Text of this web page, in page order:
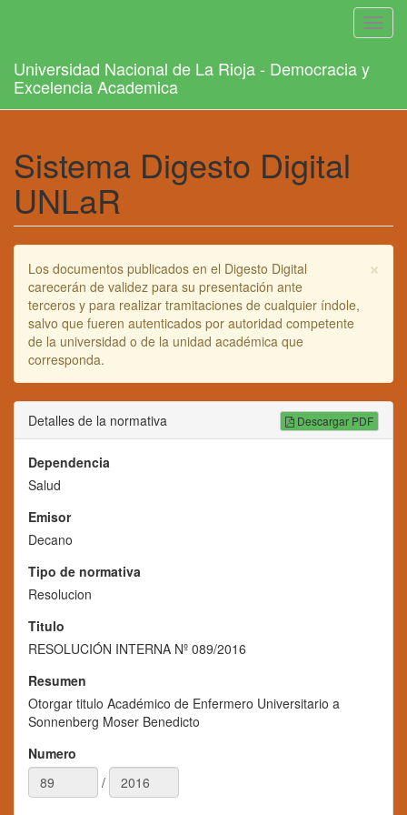
Universidad Nacional de La Rioja - Democracia y
Excelencia Academica
Sistema Digesto Digital
UNLaR
×
Los documentos publicados en el Digesto Digital
carecerán de validez para su presentación ante
terceros y para realizar tramitaciones de cualquier índole,
salvo que fueren autenticados por autoridad competente
de la universidad o de la unidad académica que
corresponda.
Detalles de la normativa Descargar PDF
Dependencia
Salud
Emisor
Decano
Tipo de normativa
Resolucion
Titulo
RESOLUCIÓN INTERNA Nº 089/2016
Resumen
Otorgar titulo Académico de Enfermero Universitario a
Sonnenberg Moser Benedicto
Numero
/